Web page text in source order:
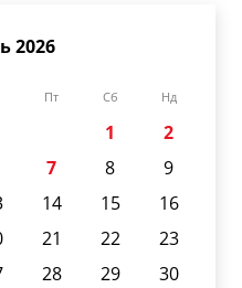
2026
Пт Сб Нд
1
2
7 8
9
14 15
16
21 22
23
28 29
30